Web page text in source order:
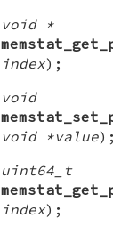
void *
index);
void
void *value);
uint64_t
index);